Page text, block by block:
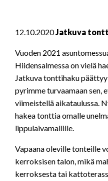
12.10.2020Jatkuva
Vuoden 2021
Hiidensalmessa on vielä
Jatkuva tonttihaku
pyrimme turvaamaan sen,
viimeistellä aikataulussa.
hakea tonttia omalle
lippulaivamallille.
Vapaana oleville tonteille
kerroksisen talon, mikä
kerroksesta tai